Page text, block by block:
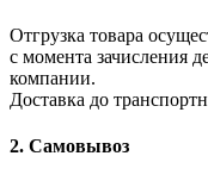
Отгрузка товара
с момента зачисления
компании.
Доставка до
2. Самовывоз